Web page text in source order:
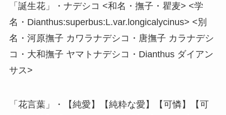
「誕生花」・ナデシコ <和名・撫子・瞿麦> <学
名・Dianthus:superbus:L.var.longicalycinus> <別
名・河原撫子 カワラナデシコ・唐撫子 カラナデシ
コ・大和撫子 ヤマトナデシコ・Dianthus ダイアン
サス>
「花言葉」・【純愛】【純粋な愛】【可憐】【可